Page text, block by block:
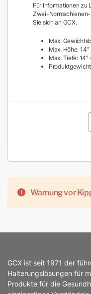
Für Informationen zu
Zwei-
Sie sich an GCX.
Max.
Max. Höhe:
Max. Tiefe: 14″
Warnung vor
GCX ist seit 1971 der
Halterungslösungen für
Produkte für die